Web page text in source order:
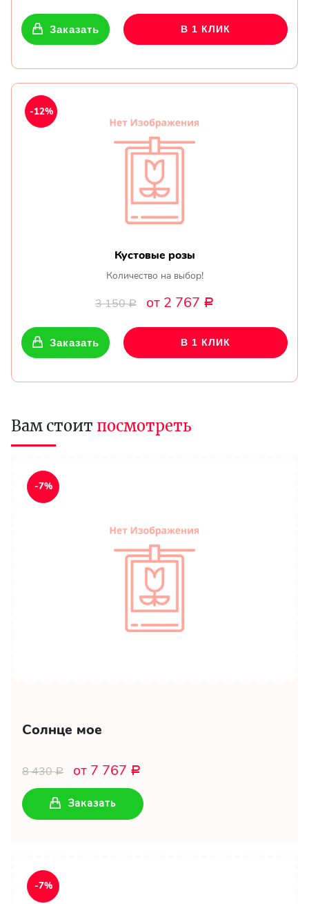
Заказать В 1 КЛИК
Кустовые розы
Количество на выбор!
3 150Р от 2 767 Р
-12%
Заказать В 1 КЛИК
Вам стоит посмотреть
-7%
Солнце мое
8 430Р от 7 767 Р
Заказать
-7%